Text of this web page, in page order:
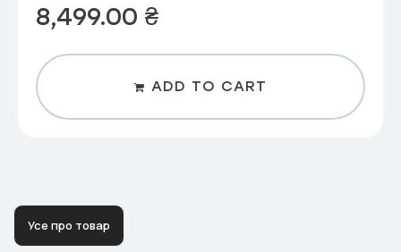
8,499.00 ₴
ADD TO CART
Усе про товар